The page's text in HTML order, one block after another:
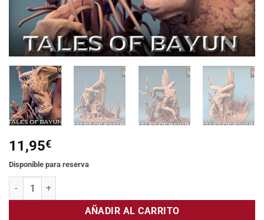
11,95€
Disponible para reserva
Strangler cantidad
AÑADIR AL CARRITO